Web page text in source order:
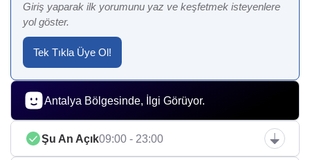
Giriş yaparak ilk yorumunu yaz ve keşfetmek isteyenlere
yol göster.
Tek Tıkla Üye Ol!
Antalya Bölgesinde, İlgi Görüyor.
Şu An Açık09:00 - 23:00